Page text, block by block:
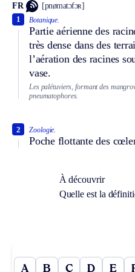
FR [pnømatɔfɔʀ]
Botanique.
Partie aérienne des
très dense dans des
l’aération des racines
vase.
1
Les palétuviers, formant des
pneumatophores.
Zoologie.
Poche flottante des
2
À découvrir
Quelle est la
A B C D E